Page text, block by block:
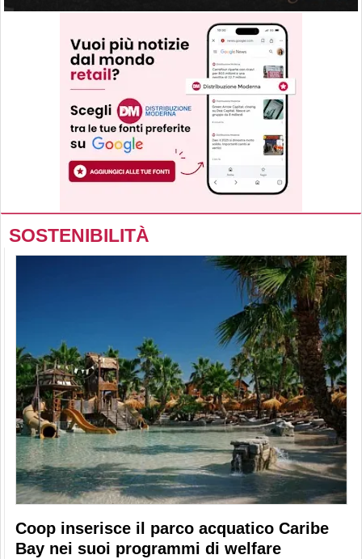
SOSTENIBILITÀ
Coop inserisce il parco acquatico Caribe
Bay nei suoi programmi di welfare